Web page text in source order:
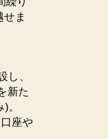
ま
し、
新た
。
座や